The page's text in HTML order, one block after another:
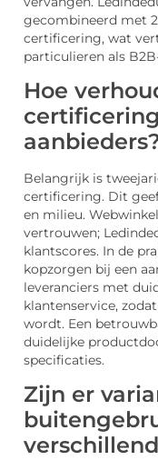
gecombineerd met
certificering, wat
particulieren als
Hoe
Belangrijk is
certificering. Dit
en milieu.
vertrouwen;
klantscores. In de
kopzorgen bij een
leveranciers met
klantenservice,
wordt. Een
duidelijke
specificaties.
Zijn er